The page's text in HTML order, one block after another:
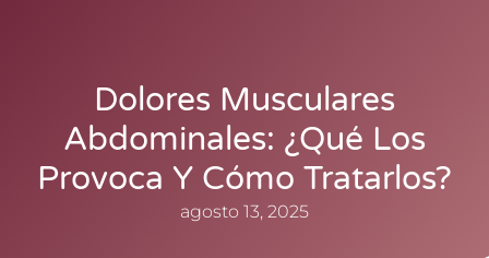
Dolores Musculares
Abdominales: ¿qué Los
Provoca Y Cómo Tratarlos?
agosto 13, 2025